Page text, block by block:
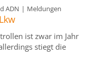
ADN | Meldungen
ist zwar im Jahr
stiegt die